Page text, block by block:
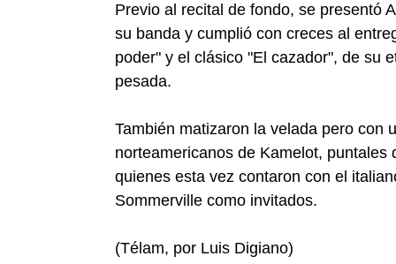
Previo al recital de fondo, se presentó
su banda y cumplió con creces al
poder" y el clásico "El cazador", de su
pesada.
También matizaron la velada pero con
norteamericanos de Kamelot,
quienes esta vez contaron con el
Sommerville como invitados.
(Télam, por Luis Digiano)